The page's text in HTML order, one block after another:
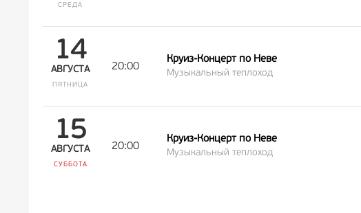
СРЕДА
14
АВГУСТА
ПЯТНИЦА
20:00
Круиз-Концерт по Неве
Музыкальный теплоход
15
АВГУСТА
СУББОТА
20:00
Круиз-Концерт по Неве
Музыкальный теплоход